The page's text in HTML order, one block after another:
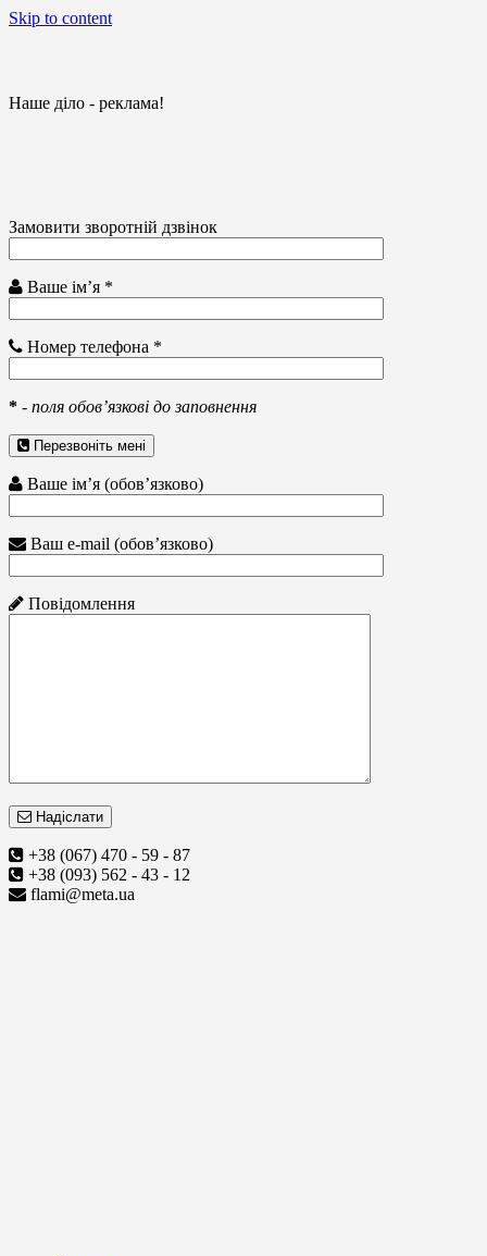
Skip to content
Наше діло - реклама!
Замовити зворотній дзвінок
Ваше ім’я *
Номер телефона *
* - поля обов’язкові до заповнення
Перезвоніть мені
Ваше ім’я (обов’язково)
Ваш e-mail (обов’язково)
Повідомлення
Надіслати
+38 (067) 470 - 59 - 87
+38 (093) 562 - 43 - 12
flami@meta.ua